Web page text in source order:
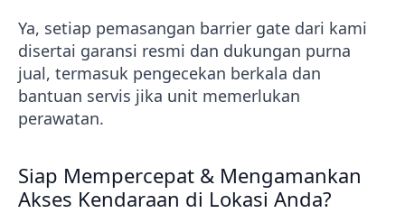
Ya, setiap pemasangan barrier gate dari kami
disertai garansi resmi dan dukungan purna
jual, termasuk pengecekan berkala dan
bantuan servis jika unit memerlukan
perawatan.
Siap Mempercepat & Mengamankan
Akses Kendaraan di Lokasi Anda?